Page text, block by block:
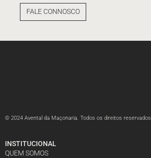
FALE CONNOSCO
© 2024 Avental da Maçonaria. Todos os direitos reservados
INSTITUCIONAL
QUEM SOMOS